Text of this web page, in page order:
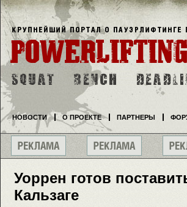
Уоррен готов
Кальзаге
НОВОСТИ О ПРОЕКТЕ ПАРТНЕРЫ